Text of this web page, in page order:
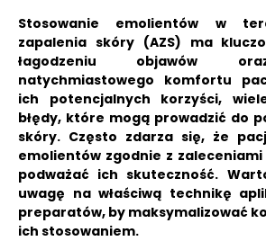
Stosowanie emolientów w
zapalenia skóry (AZS) ma
łagodzeniu objawów
natychmiastowego komfortu
ich potencjalnych korzyści,
błędy, które mogą prowadzić do
skóry. Często zdarza się, że
emolientów zgodnie z
podważać ich skuteczność.
uwagę na właściwą technikę
preparatów, by maksymalizować
ich stosowaniem.